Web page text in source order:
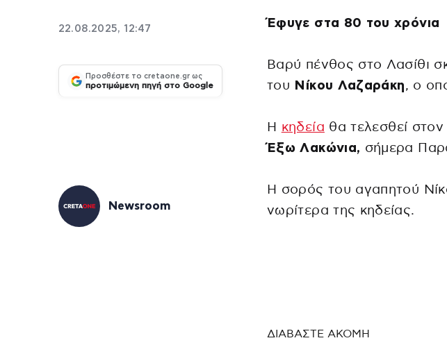
22.08.2025, 12:47
Προσθέστε το cretaone.gr ως
προτιμώμενη πηγή στο Google
Newsroom
Έφυγε στα 80 του χρόνια
Βαρύ πένθος στο Λασίθι
του Νίκου Λαζαράκη, ο
Η κηδεία θα τελεσθεί στον
Έξω Λακώνια, σήμερα
Η σορός του αγαπητού
νωρίτερα της κηδείας.
ΔΙΑΒΑΣΤΕ ΑΚΟΜΗ